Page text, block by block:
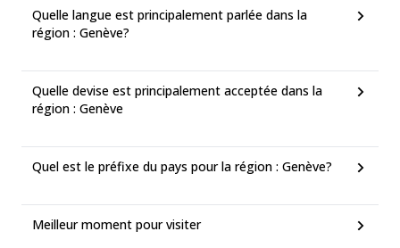
Quelle langue est principalement parlée dans la
région : Genève?
Quelle devise est principalement acceptée dans la
région : Genève
Quel est le préfixe du pays pour la région : Genève?
Meilleur moment pour visiter